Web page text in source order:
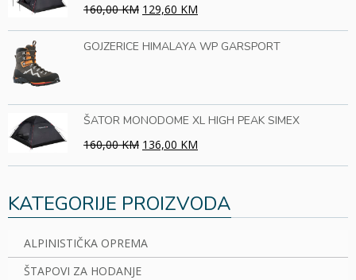
160,00 KM 129,60 KM
GOJZERICE HIMALAYA WP GARSPORT
ŠATOR MONODOME XL HIGH PEAK SIMEX
160,00 KM 136,00 KM
KATEGORIJE PROIZVODA
ALPINISTIČKA OPREMA
ŠTAPOVI ZA HODANJE